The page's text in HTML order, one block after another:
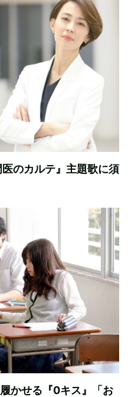
のカルテ』主題歌に須
かせる『0キス』「お